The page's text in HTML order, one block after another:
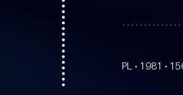
PL • 1981 •